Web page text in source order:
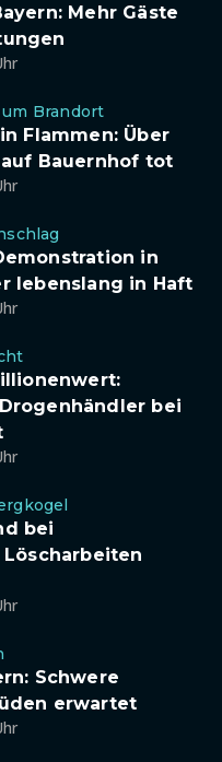
Mehr Gäste
Brandort
Flammen: Über
Bauernhof tot
in
lebenslang in Haft
bei
bei
Schwere
erwartet